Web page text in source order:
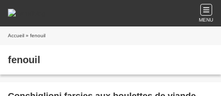
MENU
Accueil » fenouil
fenouil